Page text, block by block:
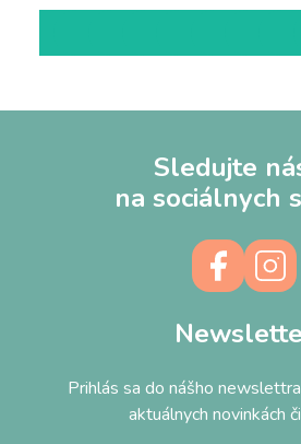
Sledujte
na sociálnych
Prihlás sa do nášho
aktuálnych novinkách